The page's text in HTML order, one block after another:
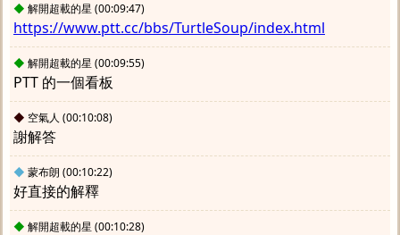
◆ 解開超載的星 (00:09:47)
https://www.ptt.cc/bbs/TurtleSoup/index.html
◆ 解開超載的星 (00:09:55)
PTT 的一個看板
◆ 空氣人 (00:10:08)
謝解答
◆ 蒙布朗 (00:10:22)
好直接的解釋
◆ 解開超載的星 (00:10:28)